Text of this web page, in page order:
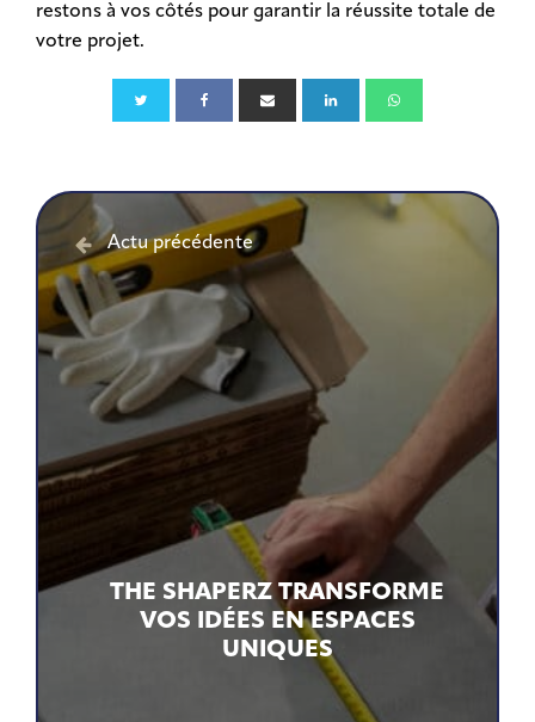
restons à vos côtés pour garantir la réussite totale de
votre projet.
Actu précédente
THE SHAPERZ TRANSFORME
VOS IDÉES EN ESPACES
UNIQUES